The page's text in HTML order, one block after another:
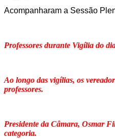
Acompanharam a Sessão
Professores durante Vigília do
Ao longo das vigílias, os
professores.
Presidente da Câmara, Osmar
categoria.